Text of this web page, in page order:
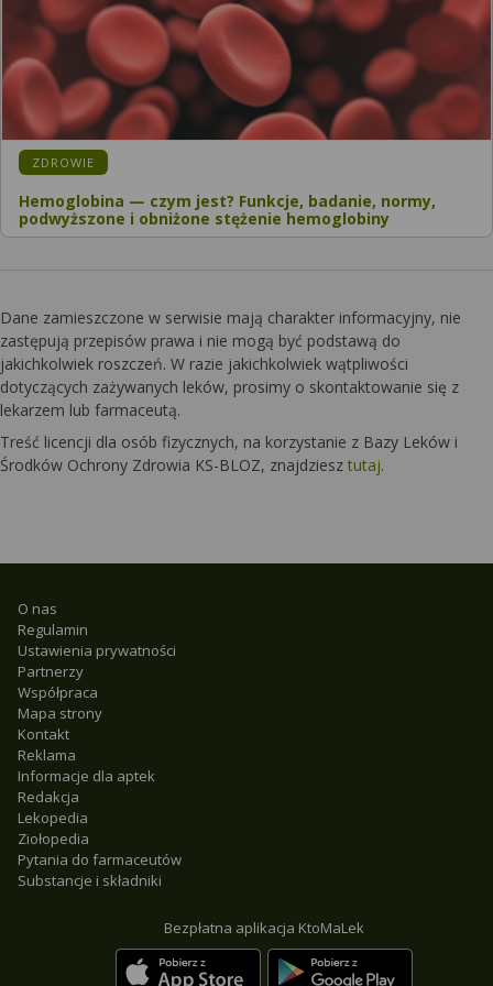
KATEGORIA:
ZDROWIE
Hemoglobina — czym jest? Funkcje, badanie, normy,
podwyższone i obniżone stężenie hemoglobiny
Dane zamieszczone w serwisie mają charakter informacyjny, nie
zastępują przepisów prawa i nie mogą być podstawą do
jakichkolwiek roszczeń. W razie jakichkolwiek wątpliwości
dotyczących zażywanych leków, prosimy o skontaktowanie się z
lekarzem lub farmaceutą.
Treść licencji dla osób fizycznych, na korzystanie z Bazy Leków i
Środków Ochrony Zdrowia KS-BLOZ, znajdziesz tutaj.
O nas
Regulamin
Ustawienia prywatności
Partnerzy
Współpraca
Mapa strony
Kontakt
Reklama
Informacje dla aptek
Redakcja
Lekopedia
Ziołopedia
Pytania do farmaceutów
Substancje i składniki
Bezpłatna aplikacja KtoMaLek